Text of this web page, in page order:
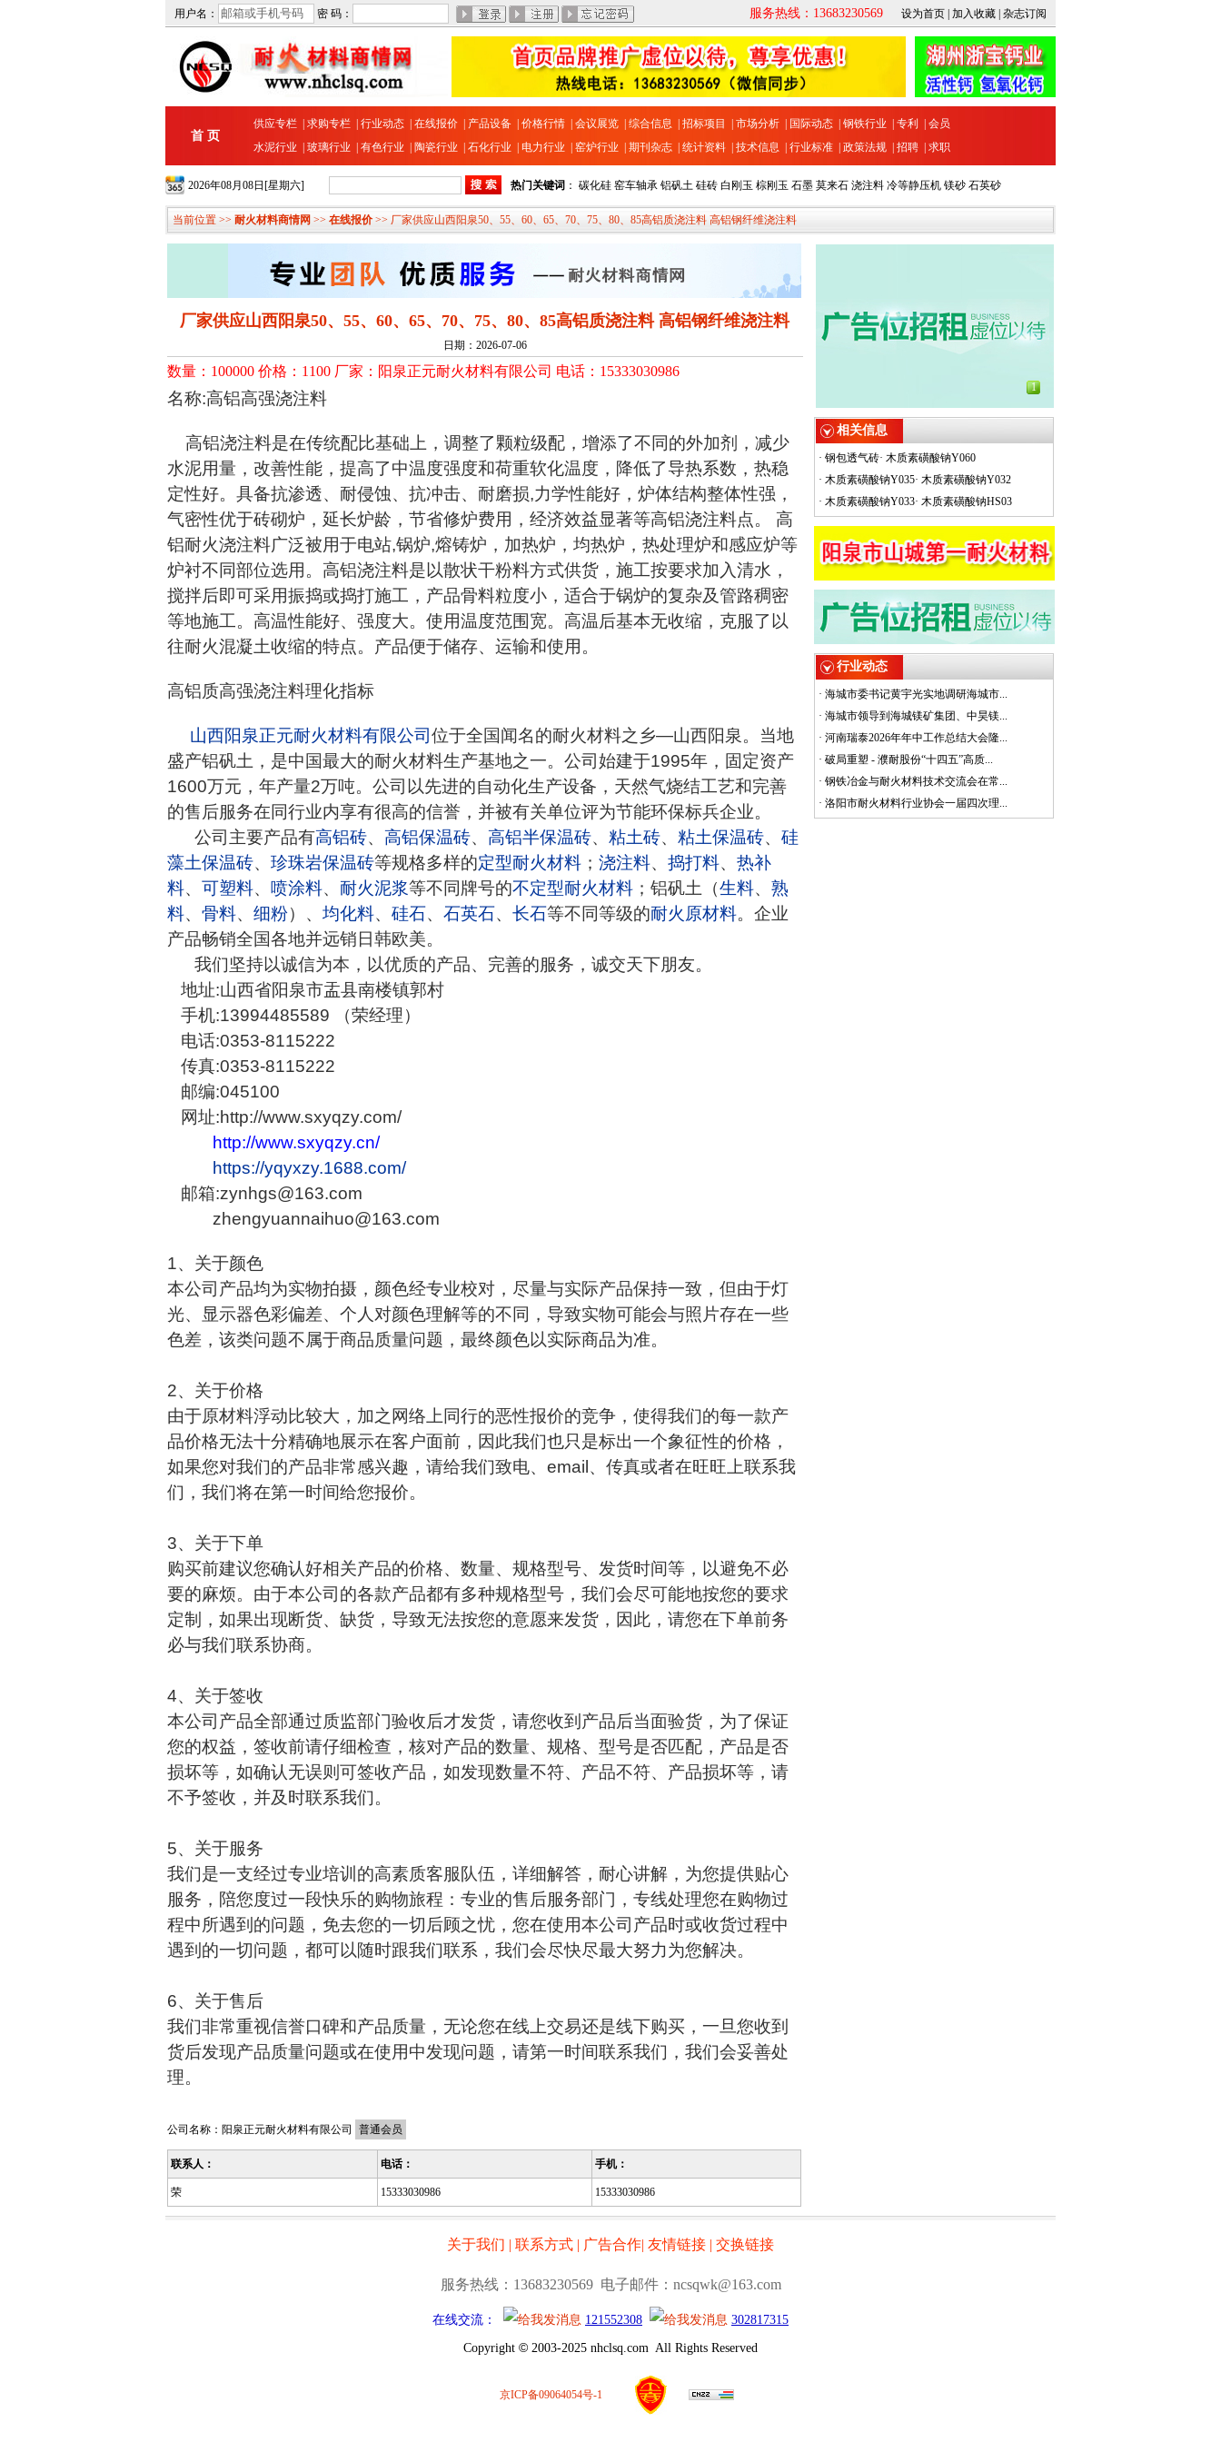
用户名： 密 码： 服务热线：13683230569 设为首页 加入收藏 杂志订阅
首 页
供应专栏 求购专栏 行业动态 在线报价 产品设备 价格行情 会议展览 综合信息 招标项目 市场分析 国际动态 钢铁行业 专利
会员
水泥行业
玻璃行业 有色行业 陶瓷行业 石化行业 电力行业 窑炉行业 期刊杂志 统计资料 技术信息 行业标准 政策法规 招聘 求职
2026年08月08日[星期六] 热门关键词 ： 碳化硅 窑车轴承 铝矾土 硅砖 白刚玉 棕刚玉 石墨 莫来石 浇注料 冷等静压机 镁砂 石英砂
当前位置 >> 耐火材料商情网 >> 在线报价>> 厂家供应山西阳泉50、55、60、65、70、75、80、85高铝质浇注料 高铝钢纤维浇注料
厂家供应山西阳泉50、55、60、65、70、75、80、85高铝质浇注料 高铝钢纤维浇注料
日期：2026-07-06
数量：100000 价格：1100 厂家：阳泉正元耐火材料有限公司 电话：15333030986
名称:高铝高强浇注料
高铝浇注料是在传统配比基础上，调整了颗粒级配，增添了不同的外加剂，减少
水泥用量，改善性能，提高了中温度强度和荷重软化温度，降低了导热系数，热稳
定性好。具备抗渗透、耐侵蚀、抗冲击、耐磨损,力学性能好，炉体结构整体性强，
气密性优于砖砌炉，延长炉龄，节省修炉费用，经济效益显著等高铝浇注料点。 高
铝耐火浇注料广泛被用于电站,锅炉,熔铸炉，加热炉，均热炉，热处理炉和感应炉等
炉衬不同部位选用。高铝浇注料是以散状干粉料方式供货，施工按要求加入清水，
搅拌后即可采用振捣或捣打施工，产品骨料粒度小，适合于锅炉的复杂及管路稠密
等地施工。高温性能好、强度大。使用温度范围宽。高温后基本无收缩，克服了以
往耐火混凝土收缩的特点。产品便于储存、运输和使用。
高铝质高强浇注料理化指标
山西阳泉正元耐火材料有限公司位于全国闻名的耐火材料之乡—山西阳泉。当地
盛产铝矾土，是中国最大的耐火材料生产基地之一。公司始建于1995年，固定资产
1600万元，年产量2万吨。公司以先进的自动化生产设备，天然气烧结工艺和完善
的售后服务在同行业内享有很高的信誉，并被有关单位评为节能环保标兵企业。
公司主要产品有高铝砖、 高铝保温砖、 高铝半保温砖、 粘土砖、 粘土保温砖、 硅
藻土保温砖、 珍珠岩保温砖等规格多样的定型耐火材料 ； 浇注料、 捣打料、 热补
料、 可塑料、 喷涂料、 耐火泥浆等不同牌号的不定型耐火材料 ；铝矾土（生料、 熟
料、 骨料、 细粉）、 均化料、 硅石、 石英石、 长石等不同等级的耐火原材料。企业
产品畅销全国各地并远销日韩欧美。
我们坚持以诚信为本，以优质的产品、完善的服务，诚交天下朋友。
地址:山西省阳泉市盂县南楼镇郭村
手机:13994485589 （荣经理）
电话:0353-8115222
传真:0353-8115222
邮编:045100
网址:http://www.sxyqzy.com/
http://www.sxyqzy.cn/
https://yqyxzy.1688.com/
邮箱:zynhgs@163.com
zhengyuannaihuo@163.com
1、关于颜色
本公司产品均为实物拍摄，颜色经专业校对，尽量与实际产品保持一致，但由于灯
光、显示器色彩偏差、个人对颜色理解等的不同，导致实物可能会与照片存在一些
色差，该类问题不属于商品质量问题，最终颜色以实际商品为准。
2、关于价格
由于原材料浮动比较大，加之网络上同行的恶性报价的竞争，使得我们的每一款产
品价格无法十分精确地展示在客户面前，因此我们也只是标出一个象征性的价格，
如果您对我们的产品非常感兴趣，请给我们致电、email、传真或者在旺旺上联系我
们，我们将在第一时间给您报价。
3、关于下单
购买前建议您确认好相关产品的价格、数量、规格型号、发货时间等，以避免不必
要的麻烦。由于本公司的各款产品都有多种规格型号，我们会尽可能地按您的要求
定制，如果出现断货、缺货，导致无法按您的意愿来发货，因此，请您在下单前务
必与我们联系协商。
4、关于签收
本公司产品全部通过质监部门验收后才发货，请您收到产品后当面验货，为了保证
您的权益，签收前请仔细检查，核对产品的数量、规格、型号是否匹配，产品是否
损坏等，如确认无误则可签收产品，如发现数量不符、产品不符、产品损坏等，请
不予签收，并及时联系我们。
5、关于服务
我们是一支经过专业培训的高素质客服队伍，详细解答，耐心讲解，为您提供贴心
服务，陪您度过一段快乐的购物旅程：专业的售后服务部门，专线处理您在购物过
程中所遇到的问题，免去您的一切后顾之忧，您在使用本公司产品时或收货过程中
遇到的一切问题，都可以随时跟我们联系，我们会尽快尽最大努力为您解决。
6、关于售后
我们非常重视信誉口碑和产品质量，无论您在线上交易还是线下购买，一旦您收到
货后发现产品质量问题或在使用中发现问题，请第一时间联系我们，我们会妥善处
理。
公司名称： 阳泉正元耐火材料有限公司 普通会员
联系人： 电话： 手机：
荣 15333030986 15333030986
1
相关信息
· 钢包透气砖· 木质素磺酸钠Y060
· 木质素磺酸钠Y035· 木质素磺酸钠Y032
· 木质素磺酸钠Y033· 木质素磺酸钠HS03
行业动态
· 海城市委书记黄宇光实地调研海城市...
· 海城市领导到海城镁矿集团、中昊镁...
· 河南瑞泰2026年年中工作总结大会隆...
· 破局重塑 - 濮耐股份“十四五”高质...
· 钢铁冶金与耐火材料技术交流会在常...
· 洛阳市耐火材料行业协会一届四次理...
关于我们 | 联系方式 | 广告合作| 友情链接 | 交换链接
服务热线：13683230569 电子邮件：ncsqwk@163.com
在线交流： 121552308 302817315
Copyright © 2003-2025 nhclsq.com All Rights Reserved
京ICP备09064054号-1